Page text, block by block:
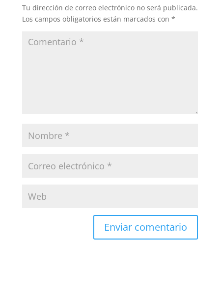
Tu dirección de correo electrónico no será publicada.
Los campos obligatorios están marcados con *